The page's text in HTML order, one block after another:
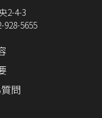
2-4-3
928-5655
質問